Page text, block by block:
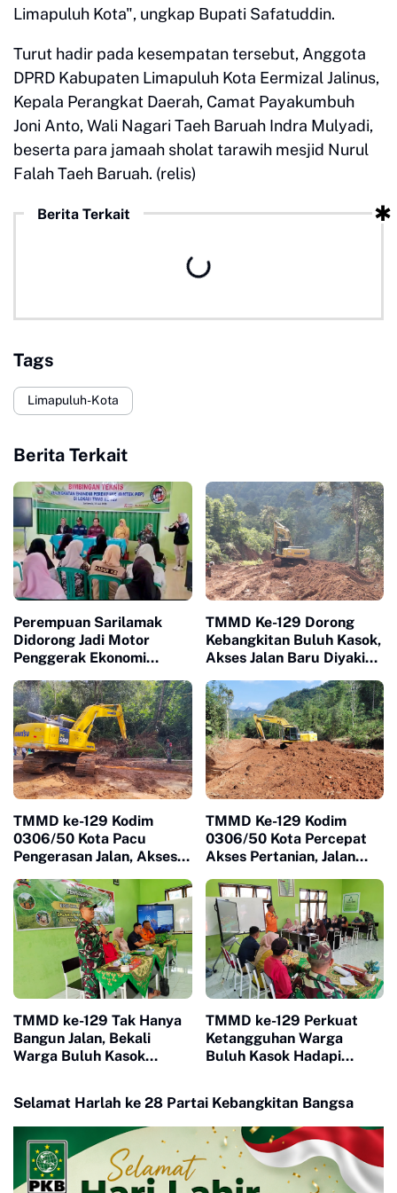
Limapuluh Kota", ungkap Bupati Safatuddin.
Turut hadir pada kesempatan tersebut, Anggota
DPRD Kabupaten Limapuluh Kota Eermizal Jalinus,
Kepala Perangkat Daerah, Camat Payakumbuh
Joni Anto, Wali Nagari Taeh Baruah Indra Mulyadi,
beserta para jamaah sholat tarawih mesjid Nurul
Falah Taeh Baruah. (relis)
Berita Terkait
Tags
Limapuluh-Kota
Berita Terkait
Perempuan Sarilamak
Didorong Jadi Motor
Penggerak Ekonomi
PEP
TMMD Ke-129 Dorong
Kebangkitan Buluh Kasok,
Akses Jalan Baru Diyakini
Ekonomi Warga
TMMD ke-129 Kodim
0306/50 Kota Pacu
Pengerasan Jalan, Akses
Mendekati Tuntas
TMMD Ke-129 Kodim
0306/50 Kota Percepat
Akses Pertanian, Jalan
Limapuluh Kota
TMMD ke-129 Tak Hanya
Bangun Jalan, Bekali
Warga Buluh Kasok
TMMD ke-129 Perkuat
Ketangguhan Warga
Buluh Kasok Hadapi
Selamat Harlah ke 28 Partai Kebangkitan Bangsa